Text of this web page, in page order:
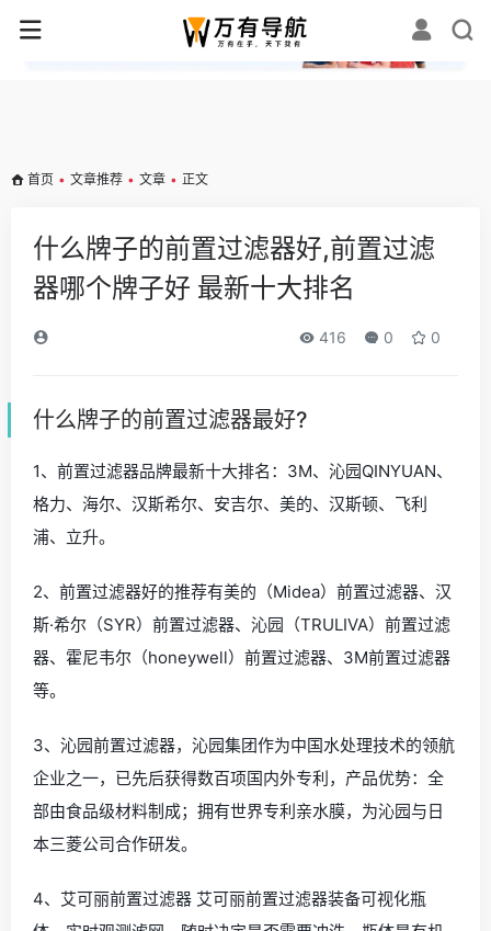
✕
首页 • 文章推荐 • 文章 • 正文
什么牌子的前置过滤器好,前置过滤
器哪个牌子好 最新十大排名
416 0 0
什么牌子的前置过滤器最好?
1、前置过滤器品牌最新十大排名：3M、沁园QINYUAN、
格力、海尔、汉斯希尔、安吉尔、美的、汉斯顿、飞利
浦、立升。
2、前置过滤器好的推荐有美的（Midea）前置过滤器、汉
斯·希尔（SYR）前置过滤器、沁园（TRULIVA）前置过滤
器、霍尼韦尔（honeywell）前置过滤器、3M前置过滤器
等。
3、沁园前置过滤器，沁园集团作为中国水处理技术的领航
企业之一，已先后获得数百项国内外专利，产品优势：全
部由食品级材料制成；拥有世界专利亲水膜，为沁园与日
本三菱公司合作研发。
4、艾可丽前置过滤器 艾可丽前置过滤器装备可视化瓶